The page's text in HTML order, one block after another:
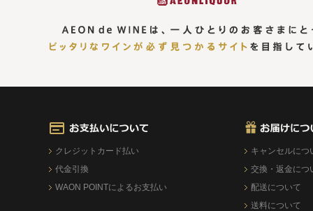
クレジットカード払い
代金引換
WAON POINTによるお支払い
キャンセルにつ
交換・返金につ
配送について
送料について